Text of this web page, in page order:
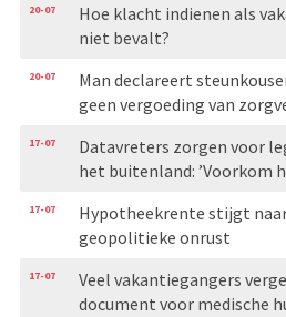
20-07
Hoe klacht indienen als
niet bevalt?
20-07
Man declareert
geen vergoeding van
17-07
Datavreters zorgen voor
het buitenland: ’Voorkom
17-07
Hypotheekrente stijgt
geopolitieke onrust
17-07
Veel vakantiegangers
document voor medische